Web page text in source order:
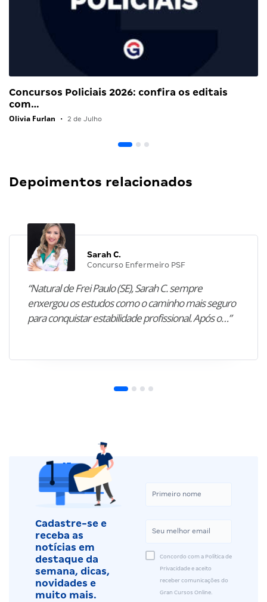
Concursos Policiais 2026: confira os editais
com…
Olivia Furlan • 2 de Julho
Depoimentos relacionados
Sarah C.
Concurso Enfermeiro PSF
“Natural de Frei Paulo (SE), Sarah C. sempre
enxergou os estudos como o caminho mais seguro
para conquistar estabilidade profissional. Após o…”
Cadastre-se e
receba as
notícias em
destaque da
semana, dicas,
novidades e
muito mais.
Concordo com a Política de
Privacidade e aceito
receber comunicações do
Gran Cursos Online.